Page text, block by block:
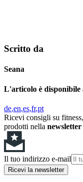
Scritto da
Seana
L'articolo è disponibile
de en es fr pt
Ricevi consigli su
prodotti nella
Il tuo indirizzo e-mail
Ricevi la newsletter